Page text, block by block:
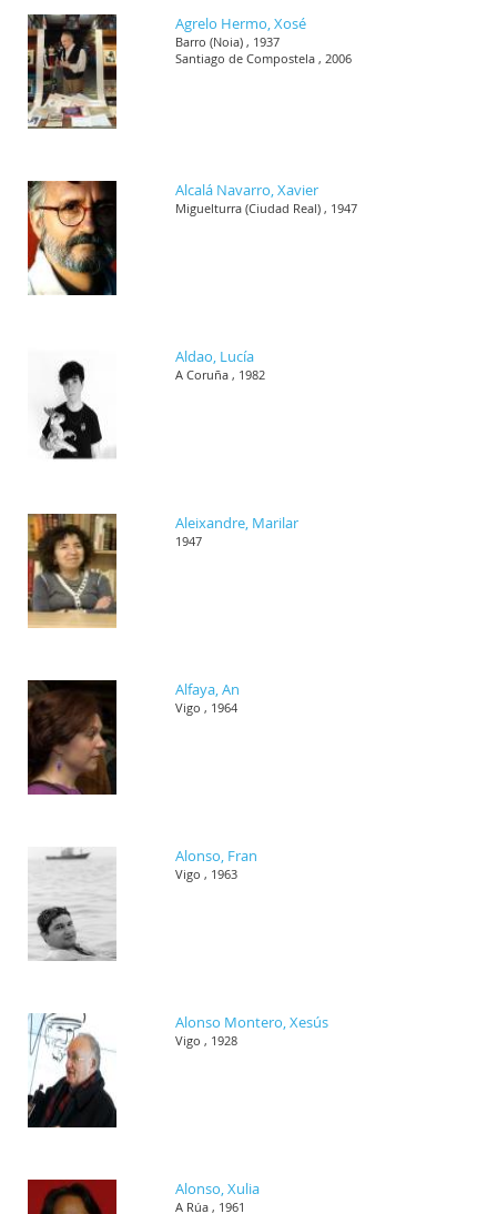
Agrelo Hermo, Xosé
Barro (Noia) , 1937
Santiago de Compostela , 2006
Alcalá Navarro, Xavier
Miguelturra (Ciudad Real) , 1947
Aldao, Lucía
A Coruña , 1982
Aleixandre, Marilar
1947
Alfaya, An
Vigo , 1964
Alonso, Fran
Vigo , 1963
Alonso Montero, Xesús
Vigo , 1928
Alonso, Xulia
A Rúa , 1961